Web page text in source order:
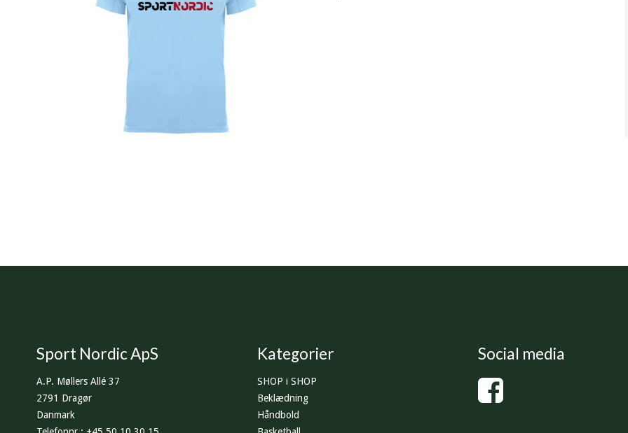
Sport Nordic ApS
A.P. Møllers Allé 37
2791 Dragør
Danmark
Kategorier
SHOP i SHOP
Beklædning
Håndbold
Social media